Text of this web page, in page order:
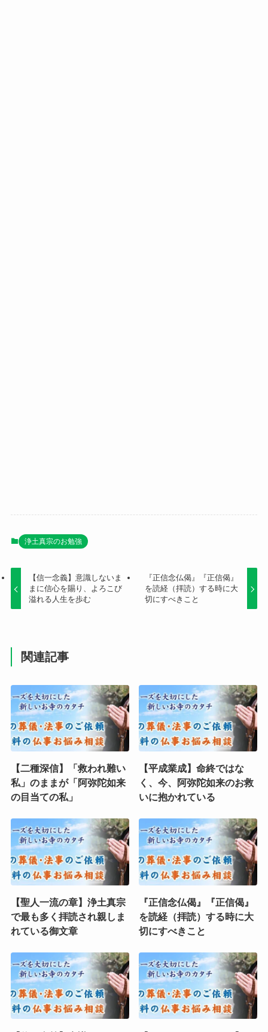
浄土真宗のお勉強
【信一念義】意識しないま
まに信心を賜り、よろこび
溢れる人生を歩む
『正信念仏偈』『正信偈』
を読経（拝読）する時に大
切にすべきこと
関連記事
【二種深信】「救われ難い
私」のままが「阿弥陀如来
の目当ての私」
【平成業成】命終ではな
く、今、阿弥陀如来のお救
いに抱かれている
【聖人一流の章】浄土真宗
で最も多く拝読され親しま
れている御文章
『正信念仏偈』『正信偈』
を読経（拝読）する時に大
切にすべきこと